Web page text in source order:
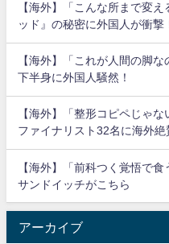
【海外】「こんな所まで変
ッド』の秘密に外国人が衝撃
【海外】「これが人間の脚
下半身に外国人騒然！
【海外】「整形コピペじゃ
ファイナリスト32名に海外絶
【海外】「前科つく覚悟で
サンドイッチがこちら
アーカイブ